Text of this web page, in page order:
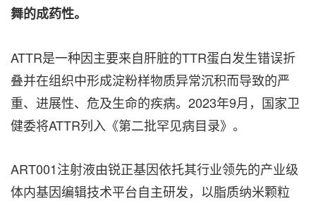
舞的成药性。
ATTR是一种因主要来自肝脏的TTR蛋白发生错误折
叠并在组织中形成淀粉样物质异常沉积而导致的严
重、进展性、危及生命的疾病。2023年9月，国家卫
健委将ATTR列入《第二批罕见病目录》。
ART001注射液由锐正基因依托其行业领先的产业级
体内基因编辑技术平台自主研发，以脂质纳米颗粒